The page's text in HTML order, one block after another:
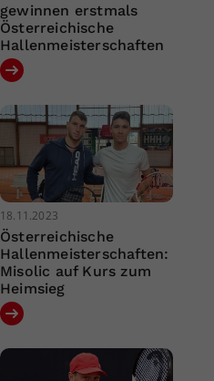
gewinnen erstmals
Österreichische
Hallenmeisterschaften
18.11.2023
Österreichische
Hallenmeisterschaften:
Misolic auf Kurs zum
Heimsieg